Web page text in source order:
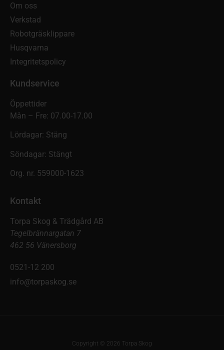
Om oss
Verkstad
Robotgräsklippare
Husqvarna
Integritetspolicy
Kundservice
Öppettider
Mån – Fre: 07.00-17.00
Lördagar: Stäng
Söndagar: Stängt
Org. nr. 559000-1623
Kontakt
Torpa Skog & Trädgård AB
Tegelbrännargatan 7
462 56 Vänersborg
0521-12 200
info@torpaskog.se
Copyright © 2026 Torpa Skog